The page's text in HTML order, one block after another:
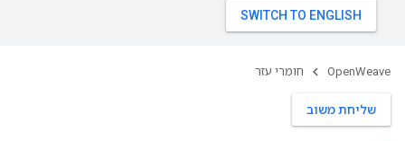
OpenWeave חומרי עזר
שליחת משוב